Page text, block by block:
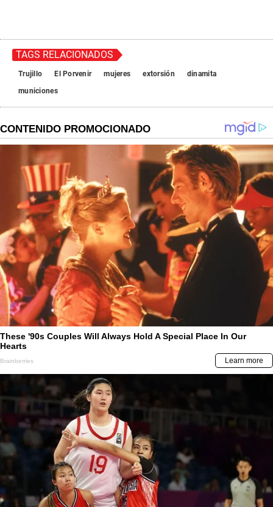
TAGS RELACIONADOS
Trujillo El Porvenir mujeres extorsión
dinamita
municiones